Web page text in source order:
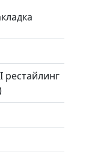
рестайлинг